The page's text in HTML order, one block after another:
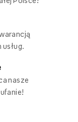
nasze